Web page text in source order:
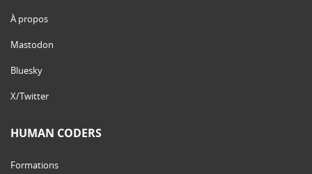
À propos
Mastodon
Bluesky
X/Twitter
HUMAN CODERS
Formations